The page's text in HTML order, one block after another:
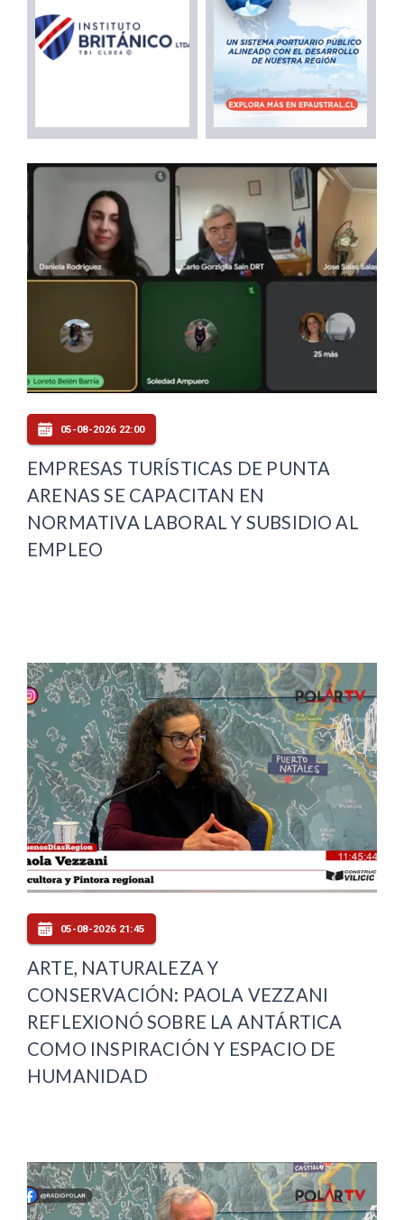
05-08-2026 22:00
EMPRESAS TURÍSTICAS DE PUNTA
ARENAS SE CAPACITAN EN
NORMATIVA LABORAL Y SUBSIDIO AL
EMPLEO
05-08-2026 21:45
ARTE, NATURALEZA Y
CONSERVACIÓN: PAOLA VEZZANI
REFLEXIONÓ SOBRE LA ANTÁRTICA
COMO INSPIRACIÓN Y ESPACIO DE
HUMANIDAD